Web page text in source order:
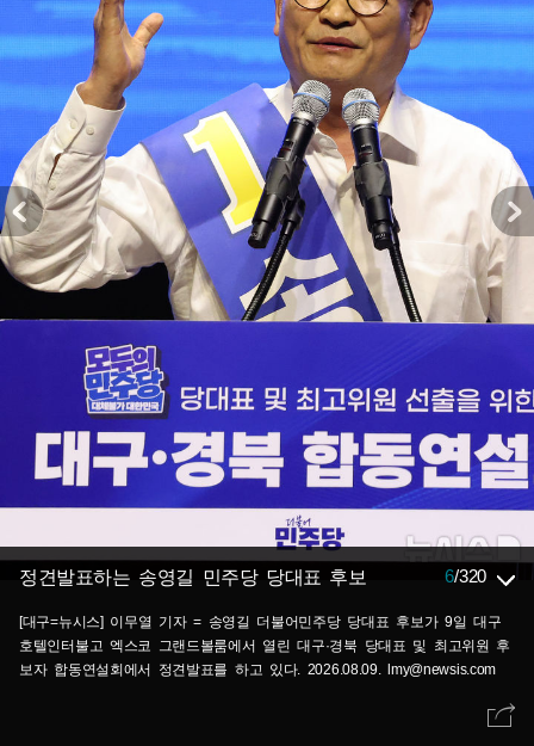
정견발표하는 송영길 민주당 당대표 후보 6/320
[대구=뉴시스] 이무열 기자 = 송영길 더불어민주당 당대표 후보가 9일 대구
호텔인터불고 엑스코 그랜드볼룸에서 열린 대구·경북 당대표 및 최고위원 후
보자 합동연설회에서 정견발표를 하고 있다. 2026.08.09. lmy@newsis.com